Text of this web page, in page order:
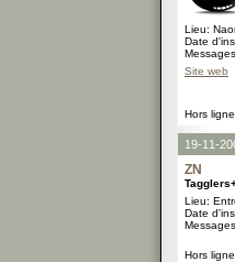
Lieu:
Date
Site web
Hors ligne
19-11-
ZN
Lieu:
Date
Hors ligne